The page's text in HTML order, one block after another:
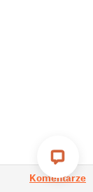
Komentarze